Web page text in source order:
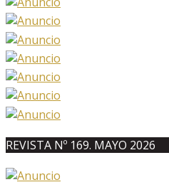
REVISTA Nº 169. MAYO 2026